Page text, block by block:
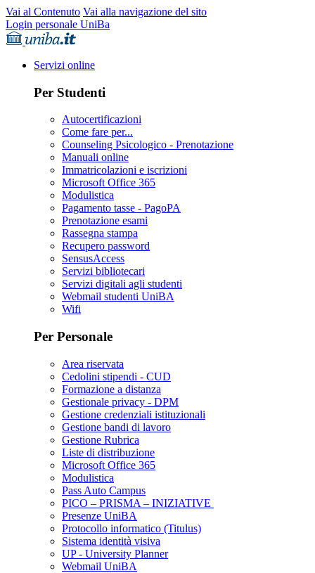
Vai al Contenuto Vai alla navigazione del sito
Login personale UniBa
Servizi online
Per Studenti
Autocertificazioni
Come fare per...
Counseling Psicologico - Prenotazione
Manuali online
Immatricolazioni e iscrizioni
Microsoft Office 365
Modulistica
Pagamento tasse - PagoPA
Prenotazione esami
Rassegna stampa
Recupero password
SensusAccess
Servizi bibliotecari
Servizi digitali agli studenti
Webmail studenti UniBA
Wifi
Per Personale
Area riservata
Cedolini stipendi - CUD
Formazione a distanza
Gestionale privacy - DPM
Gestione credenziali istituzionali
Gestione bandi di lavoro
Gestione Rubrica
Liste di distribuzione
Microsoft Office 365
Modulistica
Pass Auto Campus
PICO – PRISMA – INIZIATIVE
Presenze UniBA
Protocollo informatico (Titulus)
Sistema identità visiva
UP - University Planner
Webmail UniBA